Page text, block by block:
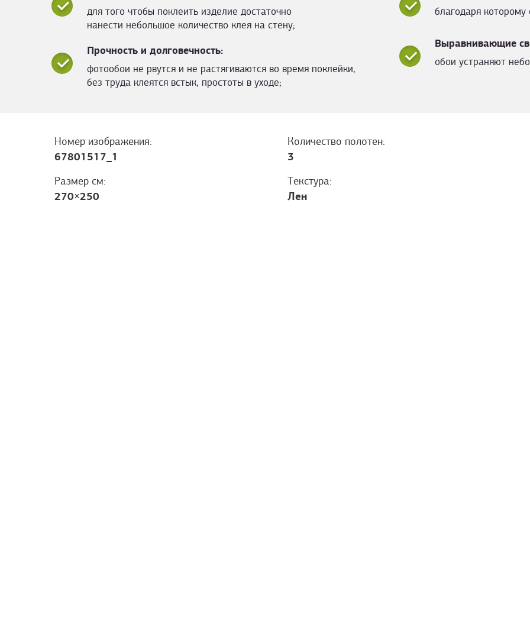
для того чтобы поклеить изделие достаточно
нанести небольшое количество клея на стену;
благодаря
Выравнивающие
обои устраняют
Прочность и долговечность:
фотообои не рвутся и не растягиваются во время поклейки,
без труда клеятся встык, простоты в уходе;
Номер изображения:
67801517_1
Количество полотен:
3
Размер см:
270×250
Текстура:
Лен